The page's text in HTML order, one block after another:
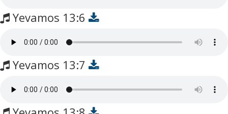
Yevamos 13:6
Yevamos 13:7